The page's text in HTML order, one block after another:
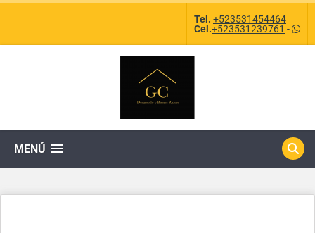
Tel. +523531454464
Cel.+523531239761 -
MENÚ